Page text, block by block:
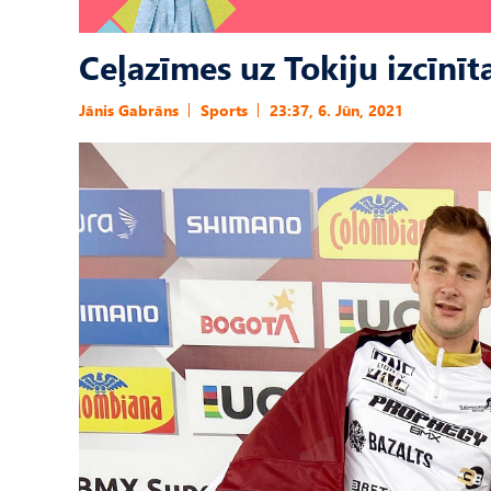
Ceļazīmes uz Tokiju
Jānis Gabrāns Sports 23:37, 6. Jūn, 2021